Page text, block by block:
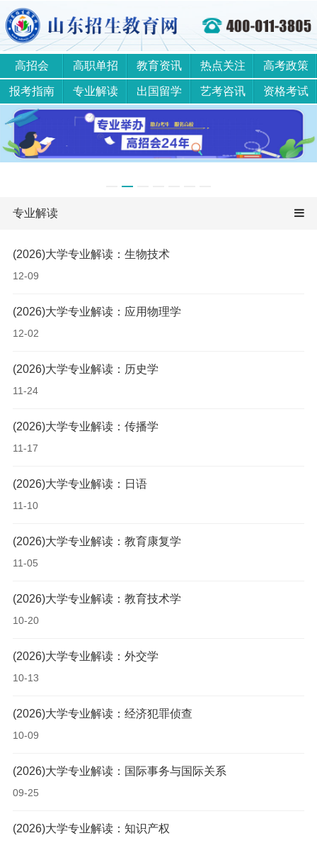
高招会 高职单招 教育资讯 热点关注 高考政策
报考指南 专业解读 出国留学 艺考咨讯 资格考试
专业解读
(2026)大学专业解读：生物技术
12-09
(2026)大学专业解读：应用物理学
12-02
(2026)大学专业解读：历史学
11-24
(2026)大学专业解读：传播学
11-17
(2026)大学专业解读：日语
11-10
(2026)大学专业解读：教育康复学
11-05
(2026)大学专业解读：教育技术学
10-20
(2026)大学专业解读：外交学
10-13
(2026)大学专业解读：经济犯罪侦查
10-09
(2026)大学专业解读：国际事务与国际关系
09-25
(2026)大学专业解读：知识产权